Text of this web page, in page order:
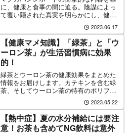
に、健康と食事の闇に迫る。陰謀によっ
て覆い隠された真実を明らかにし、健康
への影響を深く考察する。食事選択の重
要性と個々の責任を問いかける。私たち
は、自らの健康と幸福のために、食事に
対する意識を高めなければならない。
2023.06.17
【健康マメ知識】「緑茶」と「ウ
ーロン茶」が生活習慣病に効果
的！
緑茶とウーロン茶の健康効果をまとめた
情報をお届けします。カテキンを含む緑
茶、そしてウーロン茶の特有のポリフェ
ノールの予防効果などについて解説しま
す。日本人に馴染み深いこれらの飲み物
を取り入れて、予防意識を高め、健康な
生活を実現しましょう。
2023.05.22
【熱中症】夏の水分補給には要注
意！お茶も含めてNG飲料は意外